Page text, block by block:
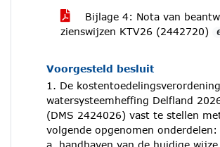
Bijlage 4: Nota van
zienswijzen KTV26 (2442720)
Voorgesteld besluit
1. De kostentoedelingsverordening
watersysteemheffing Delfland
(DMS 2424026) vast te stellen
volgende opgenomen onderdelen:
a. handhaven van de huidige wijze